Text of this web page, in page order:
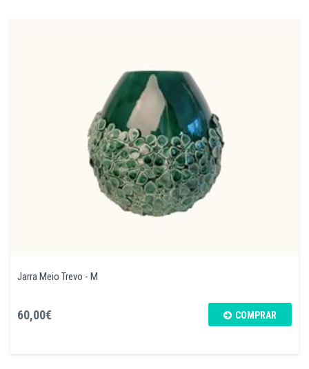
Jarra Meio Trevo - M
60,00€ COMPRAR